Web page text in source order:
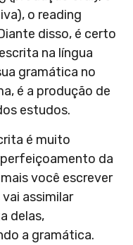
o reading
disso, é certo
na língua
gramática no
é a produção de
estudos.
é muito
da
você escrever
assimilar
delas,
a gramática.